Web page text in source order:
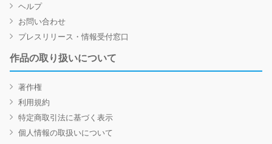
ヘルプ
お問い合わせ
プレスリリース・情報受付窓口
作品の取り扱いについて
著作権
利用規約
特定商取引法に基づく表示
個人情報の取扱いについて